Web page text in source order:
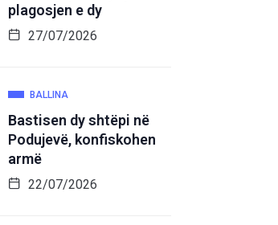
plagosjen e dy
27/07/2026
BALLINA
Bastisen dy shtëpi në
Podujevë, konfiskohen
armë
22/07/2026